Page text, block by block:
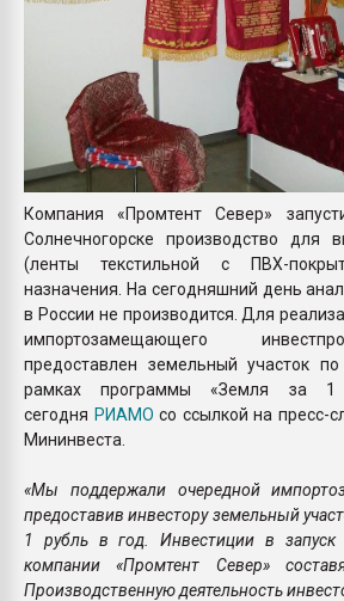
Компания «Промтент Север»
Солнечногорске производство для
(ленты текстильной с ПВХ-
назначения. На сегодняшний день
в России не производится. Для
импортозамещающего
предоставлен земельный участок
рамках программы «Земля за 1
сегодня РИАМО со ссылкой на пресс-
Мининвеста.
«Мы поддержали очередной
предоставив инвестору земельный
1 рубль в год. Инвестиции в запуск
компании «Промтент Север»
Производственную деятельность